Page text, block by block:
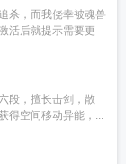
杀，而我侥幸被魂兽
活后就提示需要更
段，擅长击剑，散
得空间移动异能，...